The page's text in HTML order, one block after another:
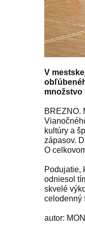
V
množstvo
BREZNO.
kultúry a
zápasov.
O
Podujatie,
odniesol
skvelé
celodenný
autor: